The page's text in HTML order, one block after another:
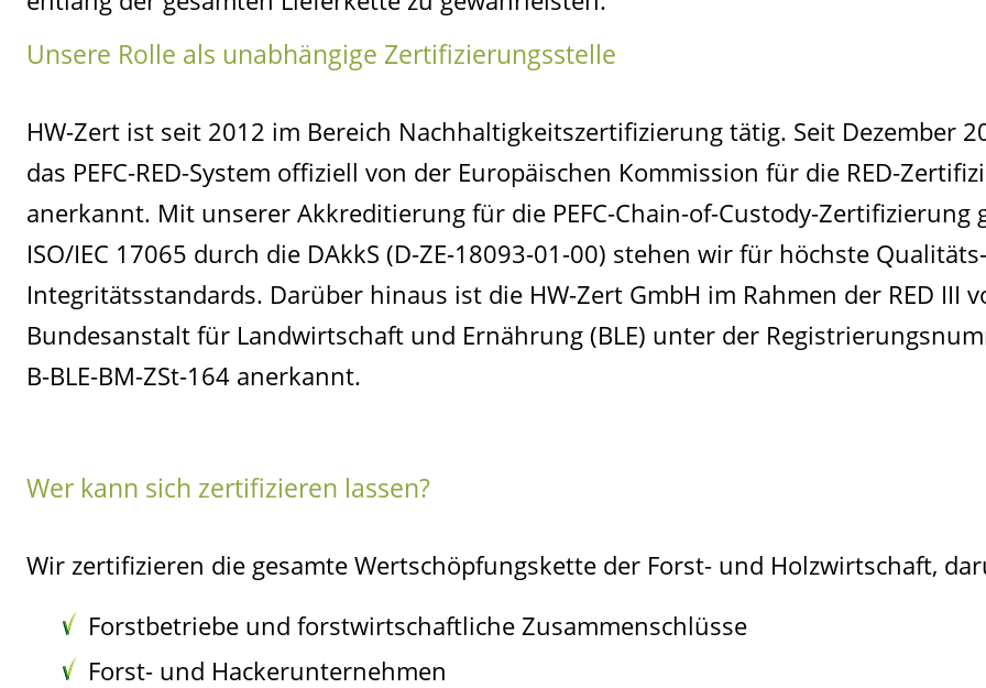
Unsere Rolle als unabhängige Zertifizierungsstelle
HW-Zert ist seit 2012 im Bereich Nachhaltigkeitszertifizierung tätig. Seit Dezember
das PEFC-RED-System offiziell von der Europäischen Kommission für die RED-
anerkannt. Mit unserer Akkreditierung für die PEFC-Chain-of-Custody-Zertifizierung
ISO/IEC 17065 durch die DAkkS (D-ZE-18093-01-00) stehen wir für höchste
Integritätsstandards. Darüber hinaus ist die HW-Zert GmbH im Rahmen der RED III
Bundesanstalt für Landwirtschaft und Ernährung (BLE) unter der
B-BLE-BM-ZSt-164 anerkannt.
Wer kann sich zertifizieren lassen?
Wir zertifizieren die gesamte Wertschöpfungskette der Forst- und Holzwirtschaft,
Forstbetriebe und forstwirtschaftliche Zusammenschlüsse
Forst- und Hackerunternehmen